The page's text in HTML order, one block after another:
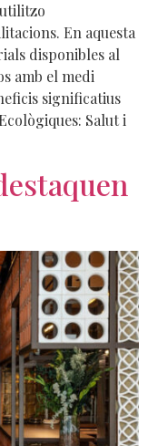
En aquesta
disponibles al
amb el medi
significatius
Salut i